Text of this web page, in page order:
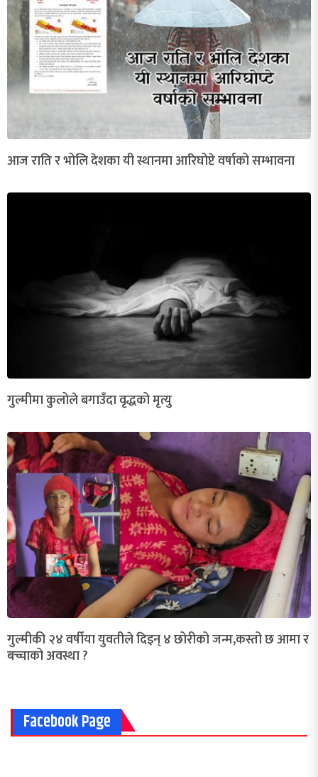
आज राति र भोलि देशका यी स्थानमा आरिघोप्टे वर्षाको सम्भावना
गुल्मीमा कुलोले बगाउँदा वृद्धको मृत्यु
गुल्मीकी २४ वर्षीया युवतीले दिइन् ४ छोरीको जन्म,कस्तो छ आमा र
बच्चाको अवस्था ?
Facebook Page